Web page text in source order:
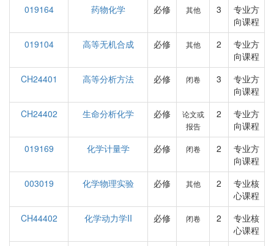
019164
药物化学 必修 其他 3
专业方
向课程
019104
高等无机合成 必修 其他 2
专业方
向课程
CH24401
高等分析方法 必修 闭卷 3
专业方
向课程
CH24402
生命分析化学 必修
论文或
报告
2
专业方
向课程
019169
化学计量学 必修 闭卷 2
专业方
向课程
003019
化学物理实验 必修 其他 2
专业核
心课程
CH44402
化学动力学II 必修 闭卷 2
专业核
心课程